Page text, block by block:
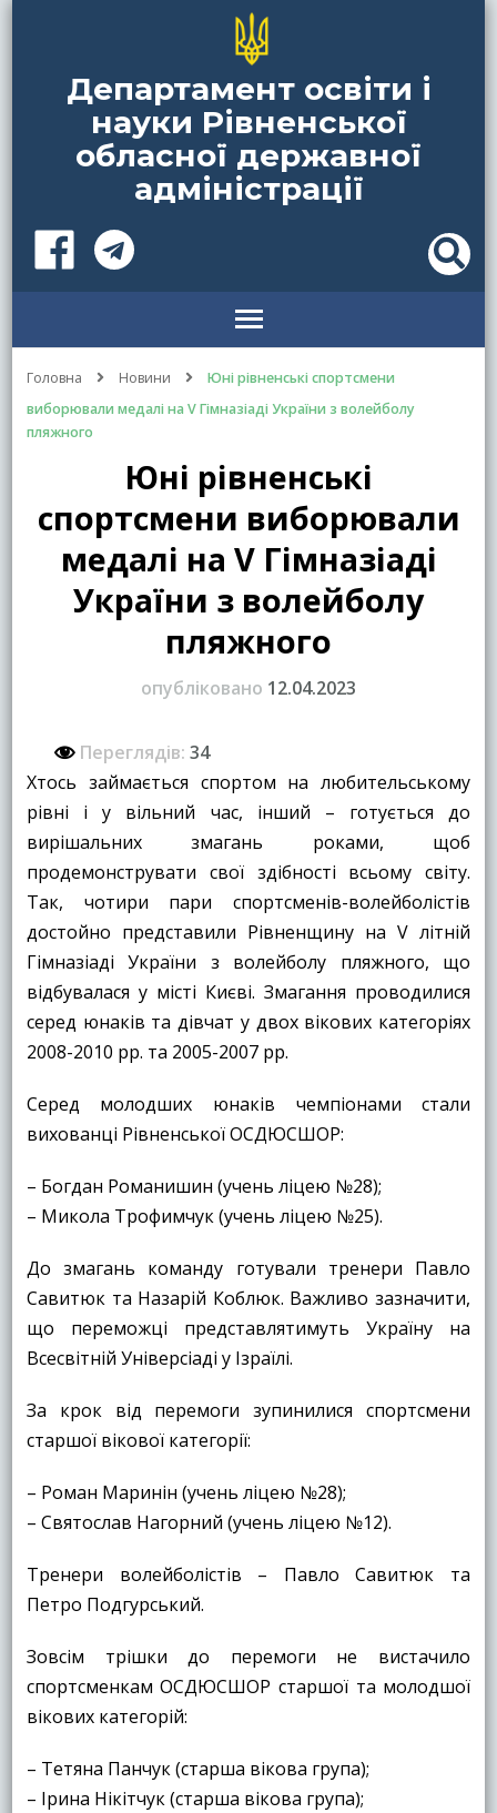
Департамент освіти і
науки Рівненської
обласної державної
адміністрації
Головна Новини
Юні рівненські спортсмени
виборювали медалі на V Гімназіаді України з волейболу
пляжного
Юні рівненські
спортсмени виборювали
медалі на V Гімназіаді
України з волейболу
пляжного
опубліковано 12.04.2023
Переглядів: 34
Хтось займається спортом на любительському
рівні і у вільний час, інший – готується до
вирішальних змагань роками, щоб
продемонструвати свої здібності всьому світу.
Так, чотири пари спортсменів-волейболістів
достойно представили Рівненщину на V літній
Гімназіаді України з волейболу пляжного, що
відбувалася у місті Києві. Змагання проводилися
серед юнаків та дівчат у двох вікових категоріях
2008-2010 рр. та 2005-2007 рр.
Серед молодших юнаків чемпіонами стали
вихованці Рівненської ОСДЮСШОР:
– Богдан Романишин (учень ліцею №28);
– Микола Трофимчук (учень ліцею №25).
До змагань команду готували тренери Павло
Савитюк та Назарій Коблюк. Важливо зазначити,
що переможці представлятимуть Україну на
Всесвітній Універсіаді у Ізраїлі.
За крок від перемоги зупинилися спортсмени
старшої вікової категорії:
– Роман Маринін (учень ліцею №28);
– Святослав Нагорний (учень ліцею №12).
Тренери волейболістів – Павло Савитюк та
Петро Подгурський.
Зовсім трішки до перемоги не вистачило
спортсменкам ОСДЮСШОР старшої та молодшої
вікових категорій:
– Тетяна Панчук (старша вікова група);
– Ірина Нікітчук (старша вікова група);